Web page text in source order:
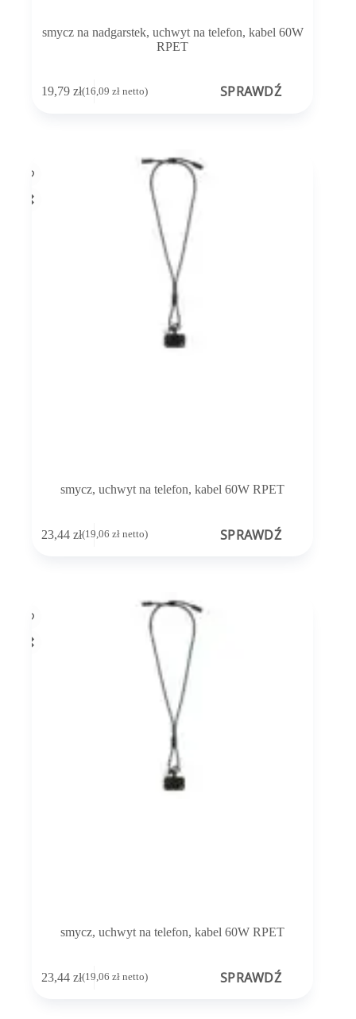
smycz na nadgarstek, uchwyt na telefon, kabel 60W
RPET
19,79 zł(16,09 złnetto) SPRAWDŹ
smycz, uchwyt na telefon, kabel 60W RPET
23,44 zł(19,06 złnetto) SPRAWDŹ
smycz, uchwyt na telefon, kabel 60W RPET
23,44 zł(19,06 złnetto) SPRAWDŹ